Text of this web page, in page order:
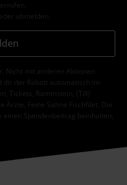
abmelden.
Nicht mit anderen Aktionen
der Rabatt automatisch im
Tickets, Rammstein, (Till)
Ärzte, Feine Sahne Fischfilet, Die
einen Spendenbeitrag beinhalten,